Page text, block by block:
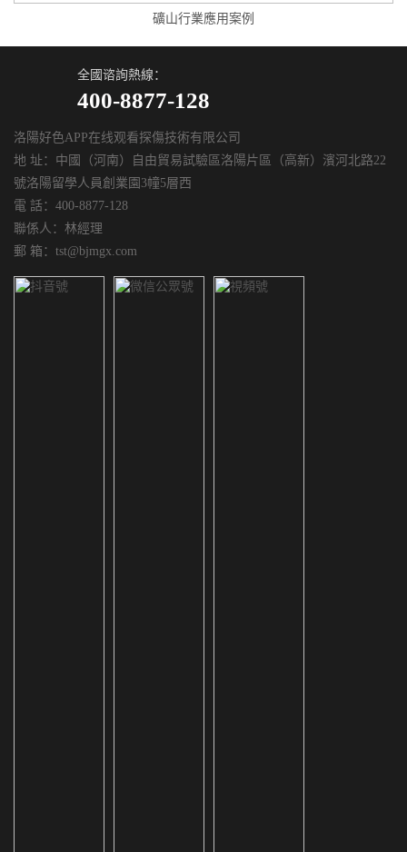
礦山行業應用案例
全國谘詢熱線：
400-8877-128
洛陽好色APP在线观看探傷技術有限公司
地 址：中國（河南）自由貿易試驗區洛陽片區（高新）濱河北路22
號洛陽留學人員創業園3幢5層西
電 話：400-8877-128
聯係人：林經理
郵 箱：tst@bjmgx.com